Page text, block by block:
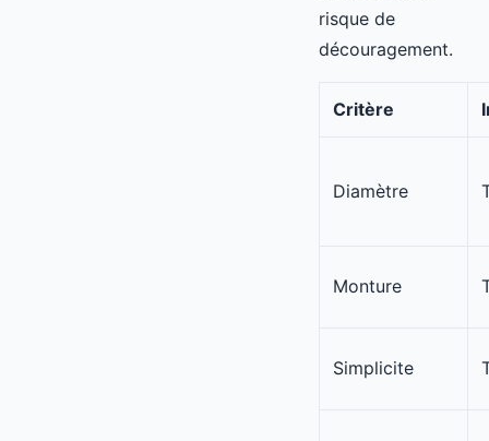
risque de
découragement.
Critère
Diamètre
Monture
Simplicite